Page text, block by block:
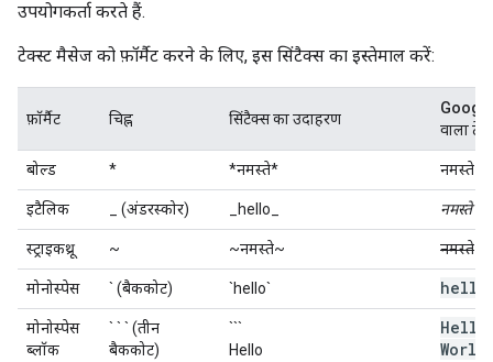
उपयोगकर्ता करते हैं.
टेक्स्ट मैसेज को फ़ॉर्मैट करने के लिए, इस सिंटैक्स का इस्तेमाल करें:
फ़ॉर्मैट चिह्न सिंटैक्स का उदाहरण
वाला
बोल्ड * *नमस्ते* नमस्ते
इटैलिक _ (अंडरस्कोर) _hello_ नमस्ते
स्ट्राइकथ्रू ~ ~नमस्ते~ नमस्ते
मोनोस्पेस ` (बैककोट) `hello` hello
मोनोस्पेस
ब्लॉक
` ` ` (तीन
बैककोट)
```
Hello
Hello
World